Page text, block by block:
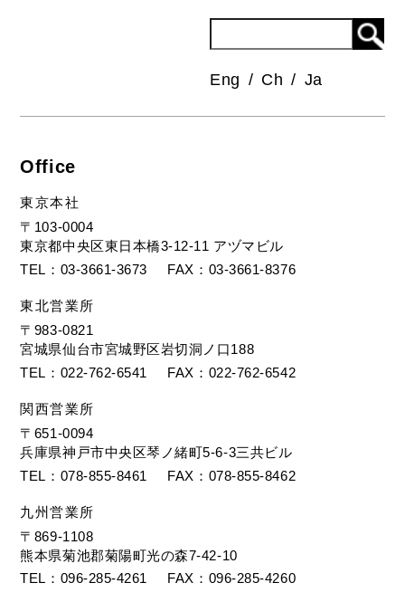
Eng Ch Ja
Office
東京本社
〒103-0004
東京都中央区東日本橋3-12-11 アヅマビル
TEL
03-3661-3673 FAX 03-3661-8376
東北営業所
〒983-0821
宮城県仙台市宮城野区岩切洞ノ口188
TEL
022-762-6541 FAX 022-762-6542
関西営業所
〒651-0094
兵庫県神戸市中央区琴ノ緒町5-6-3三共ビル
TEL
078-855-8461 FAX 078-855-8462
九州営業所
〒869-1108
熊本県菊池郡菊陽町光の森7-42-10
TEL
096-285-4261 FAX 096-285-4260